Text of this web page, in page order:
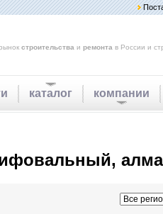
строительства и ремонта в России и
каталог компании